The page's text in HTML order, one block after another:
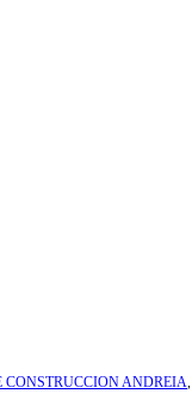
CONSTRUCCION ANDREIA,